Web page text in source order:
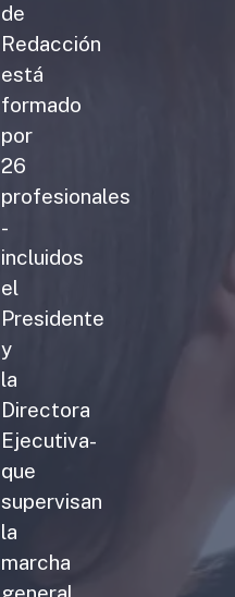
de
Redacción
está
formado
por
26
profesionales
-
incluidos
el
Presidente
y
la
Directora
Ejecutiva-
que
supervisan
la
marcha